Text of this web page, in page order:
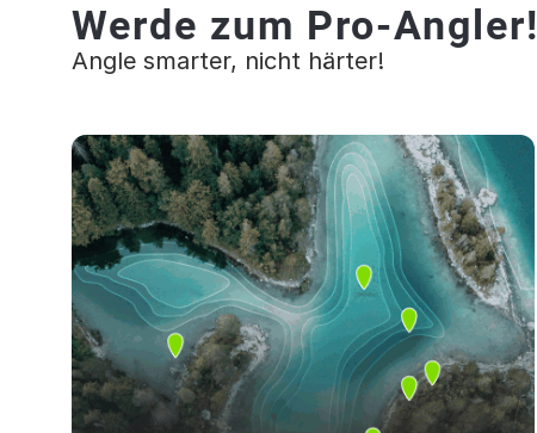
Werde zum Pro-Angler!
Angle smarter, nicht härter!